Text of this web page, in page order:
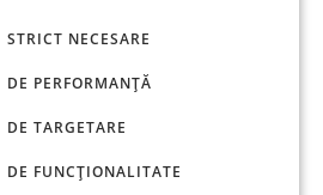
STRICT NECESARE
DE PERFORMANȚĂ
DE TARGETARE
DE FUNCŢIONALITATE